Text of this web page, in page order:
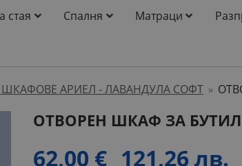
стая Спалня Матраци
АРИЕЛ - ЛАВАНДУЛА СОФТ »
ОТВОРЕН ШКАФ ЗА
62,00 € 121,26 лв.